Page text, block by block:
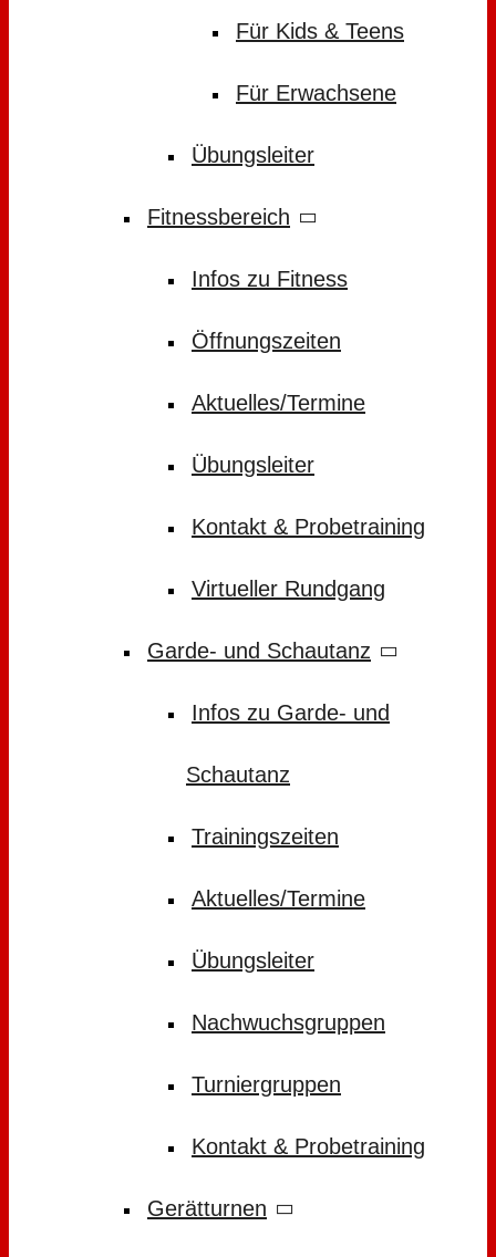
Für Kids & Teens
Für Erwachsene
Übungsleiter
Fitnessbereich
Infos zu Fitness
Öffnungszeiten
Aktuelles/Termine
Übungsleiter
Kontakt & Probetraining
Virtueller Rundgang
Garde- und Schautanz
Infos zu Garde- und
Schautanz
Trainingszeiten
Aktuelles/Termine
Übungsleiter
Nachwuchsgruppen
Turniergruppen
Kontakt & Probetraining
Gerätturnen